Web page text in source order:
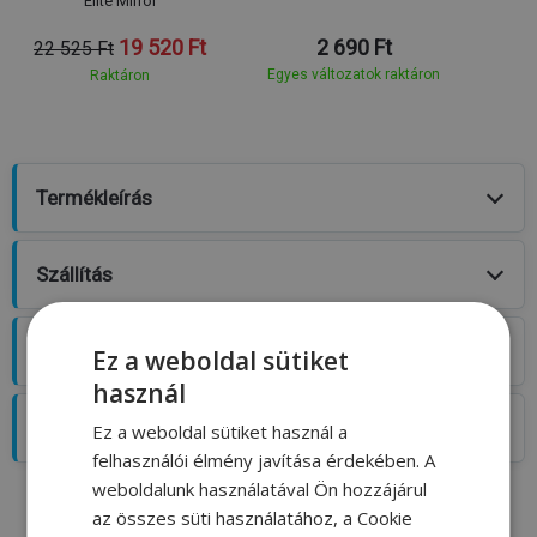
22 525 Ft 19 520 Ft
Raktáron
2 690 Ft
Egyes változatok raktáron
Termékleírás
Szállítás
Értékelés
A márka legkeresettebb terméke
Ez a weboldal sütiket
használ
Ez a weboldal sütiket használ a
felhasználói élmény javítása érdekében. A
weboldalunk használatával Ön hozzájárul
az összes süti használatához, a Cookie